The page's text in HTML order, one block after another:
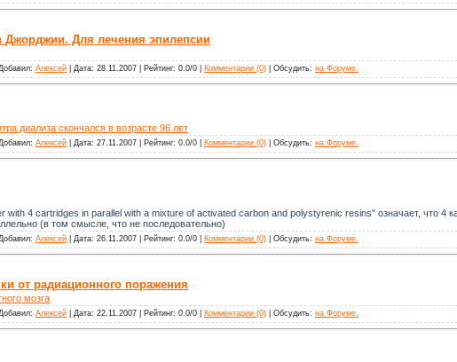
Джорджии. Для лечения эпилепсии
Алексей | Дата: 28.11.2007 | Рейтинг: 0.0/0 | Комментарии (0) | Обсудить: на Форуме.
диализа скончался в возрасте 96 лет
Алексей | Дата: 27.11.2007 | Рейтинг: 0.0/0 | Комментарии (0) | Обсудить: на Форуме.
with 4 cartridges in parallel with a mixture of activated carbon and polystyrenic resins" означает, что 4
(в том смысле, что не последовательно)
Алексей | Дата: 26.11.2007 | Рейтинг: 0.0/0 | Комментарии (0) | Обсудить: на Форуме.
от радиационного поражения
мозга
Алексей | Дата: 22.11.2007 | Рейтинг: 0.0/0 | Комментарии (0) | Обсудить: на Форуме.